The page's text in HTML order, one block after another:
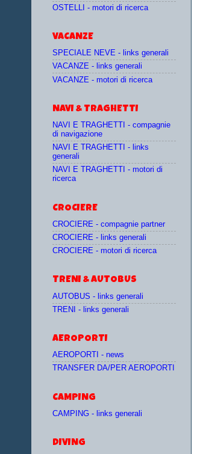
OSTELLI - motori di ricerca
VACANZE
SPECIALE NEVE - links generali
VACANZE - links generali
VACANZE - motori di ricerca
NAVI & TRAGHETTI
NAVI E TRAGHETTI - compagnie
di navigazione
NAVI E TRAGHETTI - links
generali
NAVI E TRAGHETTI - motori di
ricerca
CROCIERE
CROCIERE - compagnie partner
CROCIERE - links generali
CROCIERE - motori di ricerca
TRENI & AUTOBUS
AUTOBUS - links generali
TRENI - links generali
AEROPORTI
AEROPORTI - news
TRANSFER DA/PER AEROPORTI
CAMPING
CAMPING - links generali
DIVING